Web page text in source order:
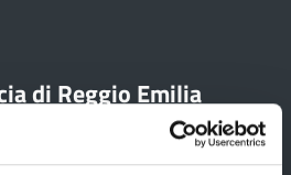
di Reggio Emilia